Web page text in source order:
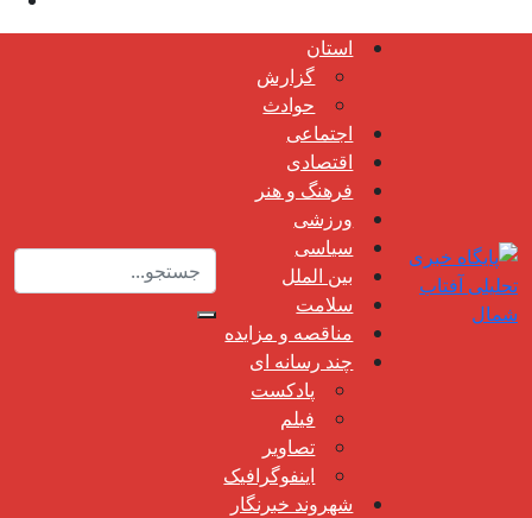
استان
گزارش
حوادث
اجتماعی
اقتصادی
فرهنگ و هنر
ورزشی
سیاسی
بین الملل
سلامت
مناقصه و مزایده
چند رسانه ای
پادکست
فیلم
تصاویر
اینفوگرافیک
شهروند خبرنگار